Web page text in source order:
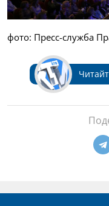
фото: Пресс-служба